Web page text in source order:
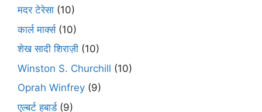
मदर टेरेसा (10)
कार्ल मार्क्स(10)
शेख सादी शिराज़ी (10)
Winston S. Churchill (10)
Oprah Winfrey (9)
एल्बर्ट हबार्ड(9)